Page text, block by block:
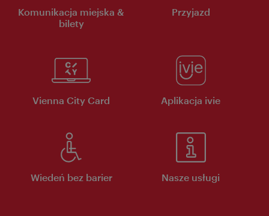
Komunikacja miejska &
bilety
Przyjazd
Vienna City Card Aplikacja ivie
Wiedeń bez barier Nasze usługi